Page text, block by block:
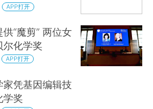
APP打开
“魔剪” 两位女
尔化学奖
APP打开
凭基因编辑技
学奖